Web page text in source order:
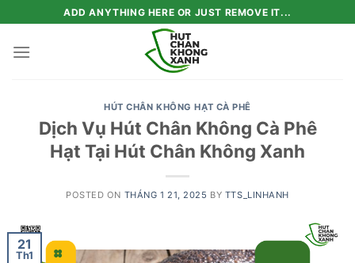
to
content
ADD ANYTHING HERE OR JUST REMOVE IT...
HÚT CHÂN KHÔNG HẠT CÀ PHÊ
Dịch Vụ Hút Chân Không Cà Phê
Hạt Tại Hút Chân Không Xanh
POSTED ON THÁNG 1 21, 2025 BY TTS_LINHANH
21
Th1